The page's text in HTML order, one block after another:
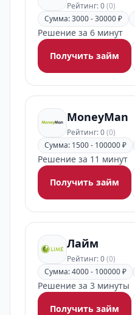
Рейтинг: 0(0)
Сумма: 3000 - 30000 ₽
Решение за 6 минут
Получить займ
MoneyMan
Рейтинг: 0(0)
Сумма: 1500 - 100000 ₽
Решение за 11 минут
Получить займ
Лайм
Рейтинг: 0(0)
Сумма: 4000 - 100000 ₽
Решение за 3 минуты
Получить займ